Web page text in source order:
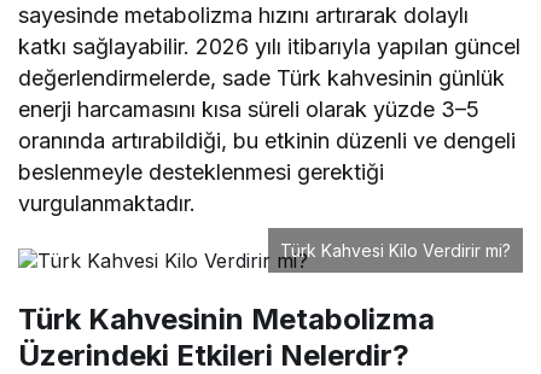
sayesinde metabolizma hızını artırarak dolaylı
katkı sağlayabilir. 2026 yılı itibarıyla yapılan güncel
değerlendirmelerde, sade Türk kahvesinin günlük
enerji harcamasını kısa süreli olarak yüzde 3–5
oranında artırabildiği, bu etkinin düzenli ve dengeli
beslenmeyle desteklenmesi gerektiği
vurgulanmaktadır.
Türk Kahvesi Kilo Verdirir mi?
Türk Kahvesinin Metabolizma
Üzerindeki Etkileri Nelerdir?